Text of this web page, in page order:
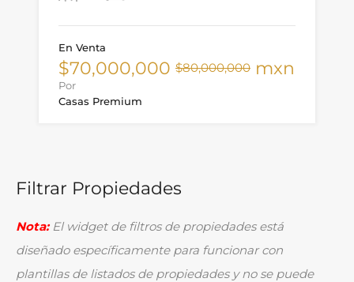
En Venta
$70,000,000 $80,000,000 mxn
Por
Casas Premium
Filtrar Propiedades
Nota:El widget de filtros de propiedades está
diseñado específicamente para funcionar con
plantillas de listados de propiedades y no se puede